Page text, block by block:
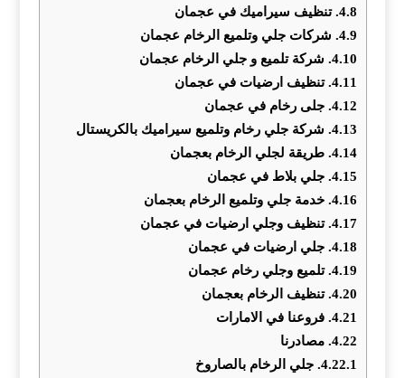
4.8. تنظيف سيراميك في عجمان
4.9. شركات جلي وتلميع الرخام عجمان
4.10. شركة تلميع و جلي الرخام عجمان
4.11. تنظيف ارضيات في عجمان
4.12. جلى رخام في عجمان
4.13. شركة جلي رخام وتلميع سيراميك بالكريستال
4.14. طريقة لجلي الرخام بعجمان
4.15. جلي بلاط في عجمان
4.16. خدمة جلي وتلميع الرخام بعجمان
4.17. تنظيف وجلي ارضيات في عجمان
4.18. جلي ارضيات في عجمان
4.19. تلميع وجلي رخام عجمان
4.20. تنظيف الرخام بعجمان
4.21. فروعنا في الامارات
4.22. مصادرنا
4.22.1. جلي الرخام بالصاروخ